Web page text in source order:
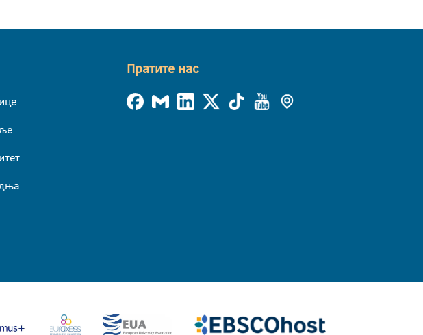
Пратите нас